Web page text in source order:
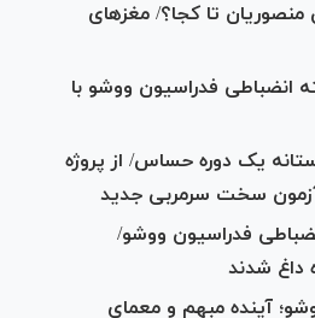
منصوریان تا کجا؟/ مغز‌های
انضباطی فدراسیون ووشو با
یک دوره حساس/ از پروژه
آزمون سخت سرمربی جدید
فدراسیون ووشو/
داغ شدند
آینده مبهم و معمای